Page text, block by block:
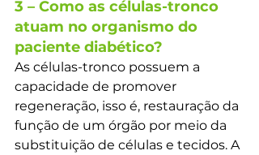
3 – Como as células-tronco
atuam no organismo do
paciente diabético?
As células-tronco possuem a
capacidade de promover
regeneração, isso é, restauração da
função de um órgão por meio da
substituição de células e tecidos. A